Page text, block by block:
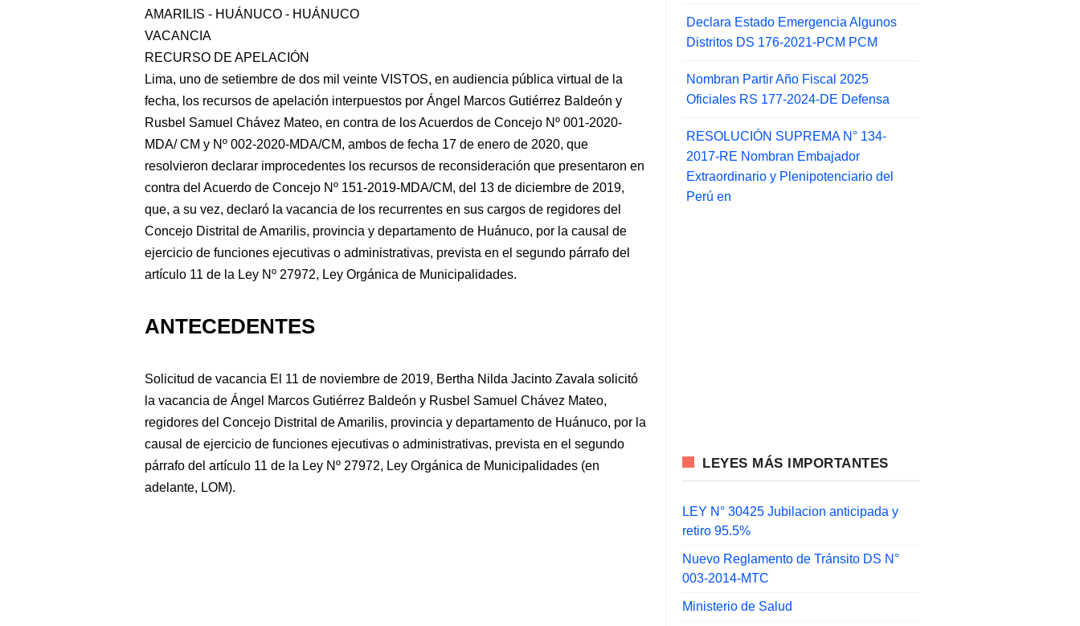
AMARILIS - HUÁNUCO - HUÁNUCO
VACANCIA
RECURSO DE APELACIÓN
Lima, uno de setiembre de dos mil veinte VISTOS, en audiencia pública virtual de la
fecha, los recursos de apelación interpuestos por Ángel Marcos Gutiérrez Baldeón y
Rusbel Samuel Chávez Mateo, en contra de los Acuerdos de Concejo Nº 001-2020-
MDA/ CM y Nº 002-2020-MDA/CM, ambos de fecha 17 de enero de 2020, que
resolvieron declarar improcedentes los recursos de reconsideración que presentaron en
contra del Acuerdo de Concejo Nº 151-2019-MDA/CM, del 13 de diciembre de 2019,
que, a su vez, declaró la vacancia de los recurrentes en sus cargos de regidores del
Concejo Distrital de Amarilis, provincia y departamento de Huánuco, por la causal de
ejercicio de funciones ejecutivas o administrativas, prevista en el segundo párrafo del
artículo 11 de la Ley Nº 27972, Ley Orgánica de Municipalidades.
ANTECEDENTES
Solicitud de vacancia El 11 de noviembre de 2019, Bertha Nilda Jacinto Zavala solicitó
la vacancia de Ángel Marcos Gutiérrez Baldeón y Rusbel Samuel Chávez Mateo,
regidores del Concejo Distrital de Amarilis, provincia y departamento de Huánuco, por la
causal de ejercicio de funciones ejecutivas o administrativas, prevista en el segundo
párrafo del artículo 11 de la Ley Nº 27972, Ley Orgánica de Municipalidades (en
adelante, LOM).
Declara Estado Emergencia Algunos
Distritos DS 176-2021-PCM PCM
Nombran Partir Año Fiscal 2025
Oficiales RS 177-2024-DE Defensa
RESOLUCIÓN SUPREMA N° 134-
2017-RE Nombran Embajador
Extraordinario y Plenipotenciario del
Perú en
LEYES MÁS IMPORTANTES
LEY N° 30425 Jubilacion anticipada y
retiro 95.5%
Nuevo Reglamento de Tránsito DS N°
003-2014-MTC
Ministerio de Salud